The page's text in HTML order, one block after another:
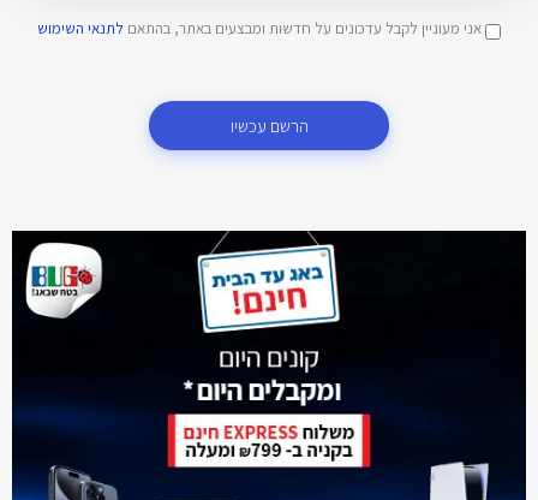
אני מעוניין לקבל עדכונים על חדשות ומבצעים באתר, בהתאם לתנאי השימוש
הרשם עכשיו